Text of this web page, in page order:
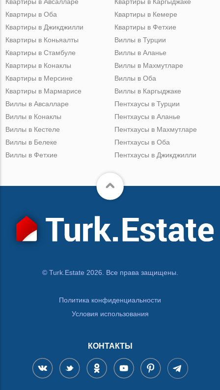
Квартиры в Оба
Квартиры в Джикджилли
Квартиры в Кемере
Квартиры в Фетхие
Квартиры в Коньяалты
Квартиры в Стамбуле
Квартиры в Конаклы
Квартиры в Мерсине
Квартиры в Мармарисе
Виллы в Турции
Виллы в Аланье
Виллы в Махмутларе
Виллы в Оба
Виллы в Каргыджаке
Виллы в Авсалларе
Виллы в Конаклы
Виллы в Кестеле
Виллы в Белеке
Виллы в Фетхие
Пентхаусы в Турции
Пентхаусы в Аланье
Пентхаусы в Махмутларе
Пентхаусы в Оба
Пентхаусы в Джикджилли
© Turk.Estate 2026. Все права защищены.
Политика конфиденциальности
Условия использования
КОНТАКТЫ